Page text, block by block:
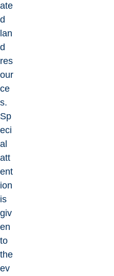
ate
d
lan
d
res
our
ce
s.
Sp
eci
al
att
ent
ion
is
giv
en
to
the
ev